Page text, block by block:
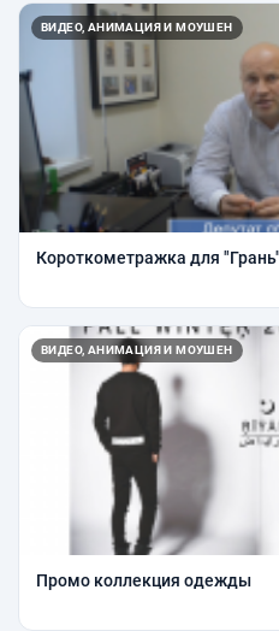
ВИДЕО, АНИМАЦИЯ И МОУШЕН
Короткометражка для "Грань"
ВИДЕО, АНИМАЦИЯ И МОУШЕН
Промо коллекция одежды